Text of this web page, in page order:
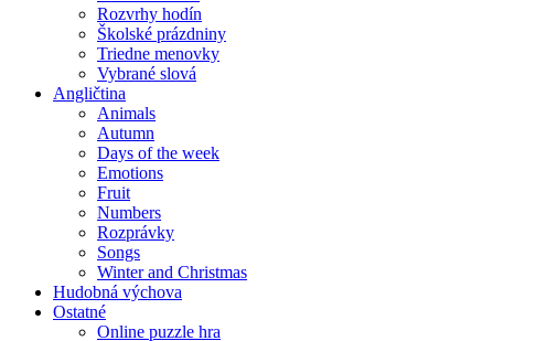
Rozvrhy hodín
Školské prázdniny
Triedne menovky
Vybrané slová
Angličtina
Animals
Autumn
Days of the week
Emotions
Fruit
Numbers
Rozprávky
Songs
Winter and Christmas
Hudobná výchova
Ostatné
Online puzzle hra